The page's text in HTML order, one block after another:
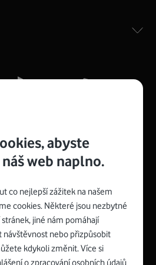
Kompaktní rozměry 21
:
x 22 x 7,5 cm (včetně stojánku)
porty a bezdrátové připojení Wi-
s Vodafonem
abyste
web naplno.
co nejlepší zážitek na našem
cookies. Některé jsou nezbytné
jiné nám pomáhají
návštěvnost nebo přizpůsobit
kdykoli změnit. Více si
o zpracování osobních údajů